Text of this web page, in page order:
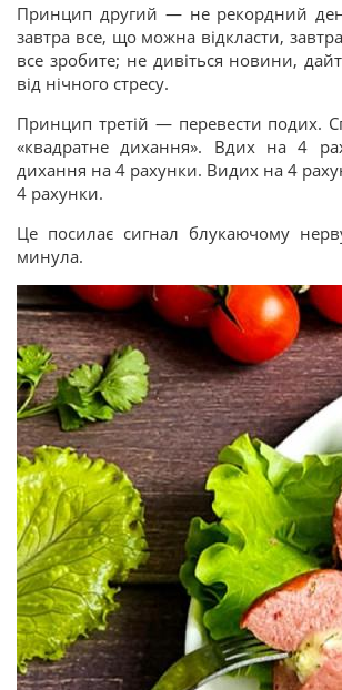
Принцип другий — не рекордний
завтра все, що можна відкласти,
все зробите; не дивіться новини,
від нічного стресу.
Принцип третій — перевести подих.
«квадратне дихання». Вдих на 4
дихання на 4 рахунки. Видих на 4
4 рахунки.
Це посилає сигнал блукаючому
минула.